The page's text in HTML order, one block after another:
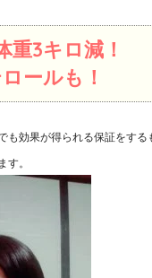
重3キロ減！
ールも！
効果が得られる保証をする
す。